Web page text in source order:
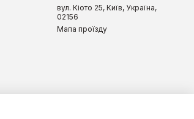
вул. Кіото 25, Київ, Україна,
02156
Мапа проїзду